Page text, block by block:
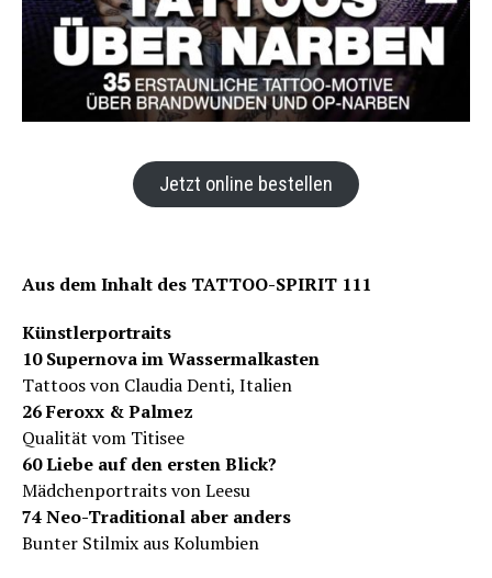
Jetzt online bestellen
Aus dem Inhalt des TATTOO-SPIRIT 111
Künstlerportraits
10 Supernova im Wassermalkasten
Tattoos von Claudia Denti, Italien
26 Feroxx & Palmez
Qualität vom Titisee
60 Liebe auf den ersten Blick?
Mädchenportraits von Leesu
74 Neo-Traditional aber anders
Bunter Stilmix aus Kolumbien